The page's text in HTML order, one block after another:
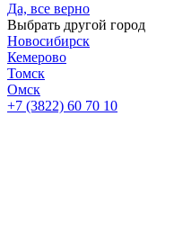
Да, все верно
Выбрать другой город
Новосибирск
Кемерово
Томск
Омск
+7 (3822) 60 70 10